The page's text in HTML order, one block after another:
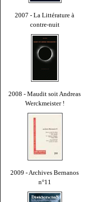
2007 - La Littérature à
contre-nuit
2008 - Maudit soit Andreas
Werckmeister !
2009 - Archives Bernanos
n°11